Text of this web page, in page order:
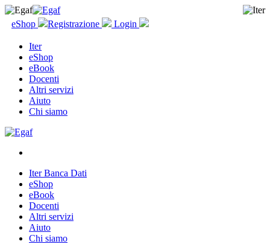
eShop Registrazione Login
Iter
eShop
eBook
Docenti
Altri servizi
Aiuto
Chi siamo
Iter Banca Dati
eShop
eBook
Docenti
Altri servizi
Aiuto
Chi siamo